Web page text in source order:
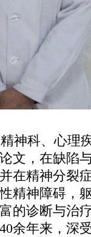
神科、心理
文，在缺陷
在精神分裂
精神障碍，
的诊断与治
余年来，深